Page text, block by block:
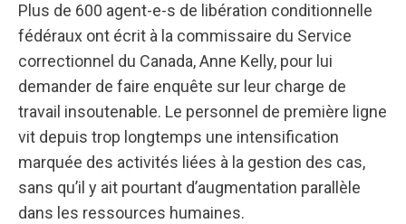
Plus de 600 agent-e-s de libération conditionnelle
fédéraux ont écrit à la commissaire du Service
correctionnel du Canada, Anne Kelly, pour lui
demander de faire enquête sur leur charge de
travail insoutenable. Le personnel de première ligne
vit depuis trop longtemps une intensification
marquée des activités liées à la gestion des cas,
sans qu’il y ait pourtant d’augmentation parallèle
dans les ressources humaines.